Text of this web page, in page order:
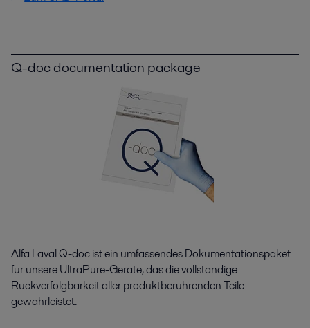
Q-doc documentation package
Alfa Laval Q-doc ist ein umfassendes Dokumentationspaket
für unsere UltraPure-Geräte, das die vollständige
Rückverfolgbarkeit aller produktberührenden Teile
gewährleistet.